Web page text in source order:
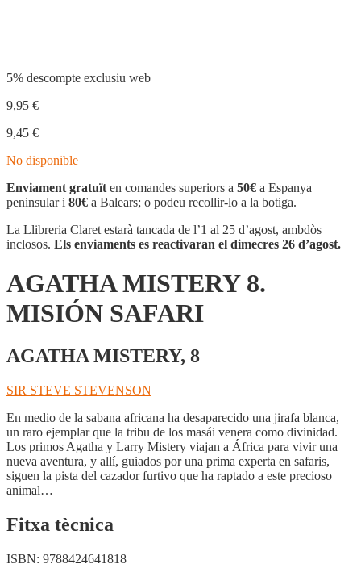
5% descompte exclusiu web
9,95 €
9,45 €
No disponible
Enviament gratuït en comandes superiors a 50€ a Espanya
peninsular i 80€ a Balears; o podeu recollir-lo a la botiga.
La Llibreria Claret estarà tancada de l’1 al 25 d’agost, ambdòs
inclosos. Els enviaments es reactivaran el dimecres 26 d’agost.
AGATHA MISTERY 8.
MISIÓN SAFARI
AGATHA MISTERY, 8
SIR STEVE STEVENSON
En medio de la sabana africana ha desaparecido una jirafa blanca,
un raro ejemplar que la tribu de los masái venera como divinidad.
Los primos Agatha y Larry Mistery viajan a África para vivir una
nueva aventura, y allí, guiados por una prima experta en safaris,
siguen la pista del cazador furtivo que ha raptado a este precioso
animal…
Fitxa tècnica
ISBN: 9788424641818